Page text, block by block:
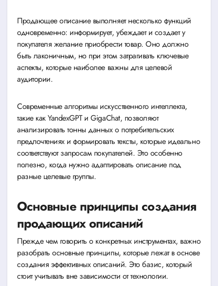
Продающее описание выполняет несколько функций
одновременно: информирует, убеждает и создает у
покупателя желание приобрести товар. Оно должно
быть лаконичным, но при этом затрагивать ключевые
аспекты, которые наиболее важны для целевой
аудитории.
Современные алгоритмы искусственного интеллекта,
такие как YandexGPT и GigaChat, позволяют
анализировать тонны данных о потребительских
предпочтениях и формировать тексты, которые идеально
соответствуют запросам покупателей. Это особенно
полезно, когда нужно адаптировать описание под
разные целевые группы.
Основные принципы создания
продающих описаний
Прежде чем говорить о конкретных инструментах, важно
разобрать основные принципы, которые лежат в основе
создания эффективных описаний. Это базис, который
стоит учитывать вне зависимости от технологии.